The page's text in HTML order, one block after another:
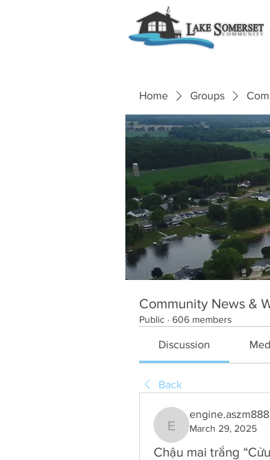
Home Groups
Community News &
Public · 606 members
Discussion
Back
engine.aszm888
engine.aszm888
March 29, 2025
Chậu mai trắng